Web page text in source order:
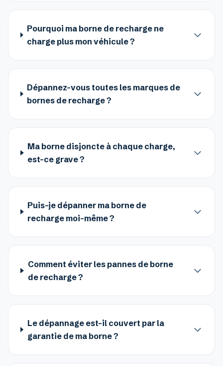
Pourquoi ma borne de recharge ne
charge plus mon véhicule ?
Dépannez-vous toutes les marques de
bornes de recharge ?
Ma borne disjoncte à chaque charge,
est-ce grave ?
Puis-je dépanner ma borne de
recharge moi-même ?
Comment éviter les pannes de borne
de recharge ?
Le dépannage est-il couvert par la
garantie de ma borne ?